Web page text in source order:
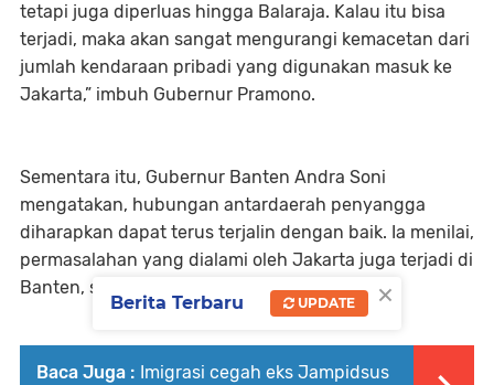
tetapi juga diperluas hingga Balaraja. Kalau itu bisa
terjadi, maka akan sangat mengurangi kemacetan dari
jumlah kendaraan pribadi yang digunakan masuk ke
Jakarta,” imbuh Gubernur Pramono.
Sementara itu, Gubernur Banten Andra Soni
mengatakan, hubungan antardaerah penyangga
diharapkan dapat terus terjalin dengan baik. Ia menilai,
permasalahan yang dialami oleh Jakarta juga terjadi di
Banten, seperti halnya kemacetan dan banjir.
Baca Juga : Imigrasi cegah eks Jampidsus
×
Berita Terbaru UPDATE